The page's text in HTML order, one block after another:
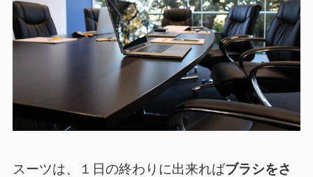
スーツは、１日の終わりに出来ればブラシをさ